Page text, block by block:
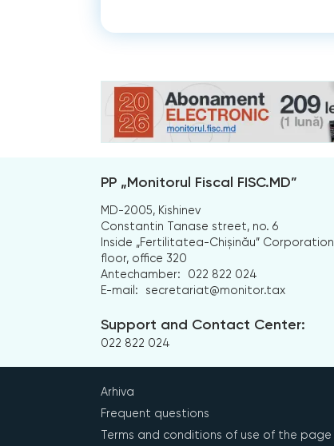
PP „Monitorul Fiscal FISC.MD”
MD-2005, Kishinev
Constantin Tanase street, no. 6
Inside „Fertilitatea-Chișinău”
floor, office 320
Antechamber:
022 822 024
E-mail:
secretariat@monitor.tax
Support and Contact Center:
022 822 024
Arhiva
Frequent questions
Terms and conditions of use of the page